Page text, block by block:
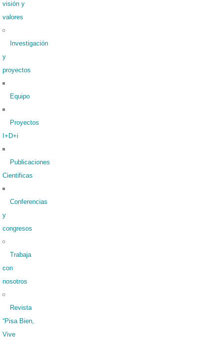
visión y
valores
Investigación
y
proyectos
Equipo
Proyectos
I+D+i
Publicaciones
Cientificas
Conferencias
y
congresos
Trabaja
con
nosotros
Revista
“Pisa Bien,
Vive